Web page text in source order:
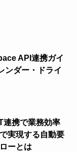
API連携ガイ
ンダー・ドライ
携で業務効率
実現する自動要
ーとは